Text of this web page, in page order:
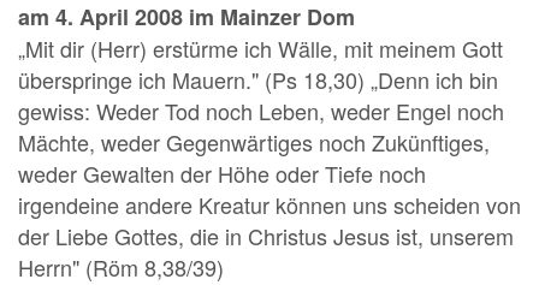
am 4. April 2008 im Mainzer Dom
„Mit dir (Herr) erstürme ich Wälle, mit meinem Gott
überspringe ich Mauern." (Ps 18,30) „Denn ich bin
gewiss: Weder Tod noch Leben, weder Engel noch
Mächte, weder Gegenwärtiges noch Zukünftiges,
weder Gewalten der Höhe oder Tiefe noch
irgendeine andere Kreatur können uns scheiden von
der Liebe Gottes, die in Christus Jesus ist, unserem
Herrn" (Röm 8,38/39)